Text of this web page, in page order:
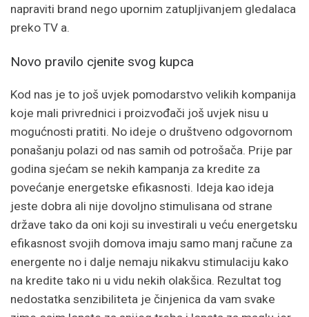
napraviti brand nego upornim zatupljivanjem gledalaca
preko TV a.
Novo pravilo cjenite svog kupca
Kod nas je to još uvjek pomodarstvo velikih kompanija
koje mali privrednici i proizvođači još uvjek nisu u
mogućnosti pratiti. No ideje o društveno odgovornom
ponašanju polazi od nas samih od potrošača. Prije par
godina sjećam se nekih kampanja za kredite za
povećanje energetske efikasnosti. Ideja kao ideja
jeste dobra ali nije dovoljno stimulisana od strane
države tako da oni koji su investirali u veću energetsku
efikasnost svojih domova imaju samo manj račune za
energente no i dalje nemaju nikakvu stimulaciju kako
na kredite tako ni u vidu nekih olakšica. Rezultat tog
nedostatka senzibiliteta je činjenica da vam svake